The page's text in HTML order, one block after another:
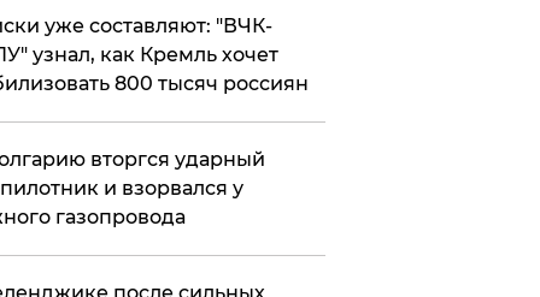
уже составляют: "ВЧК-
узнал, как Кремль хочет
800 тысяч россиян
вторгся ударный
и взорвался у
газопровода